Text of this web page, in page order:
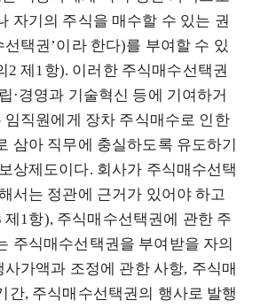
자기의 주식을 매수할 수 있는 권
택권’이라 한다)를 부여할 수 있
2 제1항). 이러한 주식매수선택권
·경영과 기술혁신 등에 기여하거
임직원에게 장차 주식매수로 인한
삼아 직무에 충실하도록 유도하기
상제도이다. 회사가 주식매수선택
서는 정관에 근거가 있어야 하고
제1항), 주식매수선택권에 관한 주
주식매수선택권을 부여받을 자의
가액과 조정에 관한 사항, 주식매
간, 주식매수선택권의 행사로 발행